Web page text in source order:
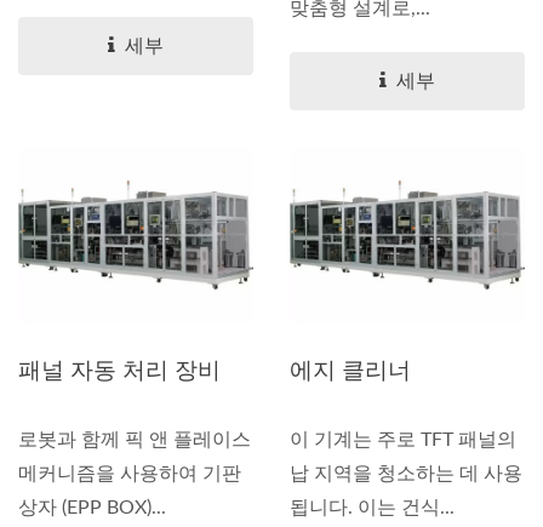
세부
맞춤형 설계로,...
세부
패널 자동 처리 장비
로봇과 함께 픽 앤 플레이스
메커니즘을 사용하여 기판
상자 (EPP BOX)...
에지 클리너
이 기계는 주로 TFT 패널의
납 지역을 청소하는 데 사용
됩니다. 이는 건식...